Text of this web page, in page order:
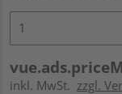
inkl. MwSt. zzgl.